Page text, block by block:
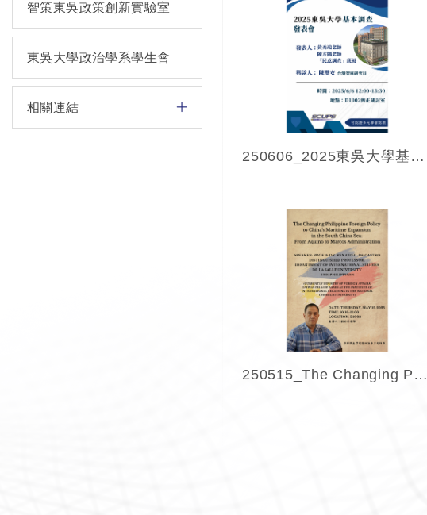
智策東吳政策創新實驗室
東吳大學政治學系學生會
相關連結
250606_2025東吳大學基本調查發表會
250515_The Changing Philippine Foreign P...